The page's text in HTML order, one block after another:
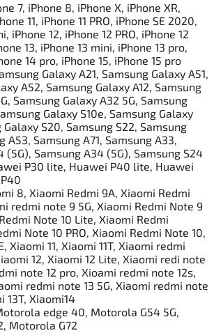
7, iPhone 8, iPhone X, iPhone XR,
11, iPhone 11 PRO, iPhone SE 2020,
iPhone 12, iPhone 12 PRO, iPhone 12
13, iPhone 13 mini, iPhone 13 pro,
14 pro, iPhone 15, iPhone 15 pro
Galaxy A21, Samsung Galaxy A51,
A52, Samsung Galaxy A12, Samsung
Samsung Galaxy A32 5G, Samsung
Galaxy S10e, Samsung Galaxy
Galaxy S20, Samsung S22, Samsung
A53, Samsung A71, Samsung A33,
(5G), Samsung A34 (5G), Samsung S24
P30 lite, Huawei P40 lite, Huawei
8, Xiaomi Redmi 9A, Xiaomi Redmi
redmi note 9 5G, Xiaomi Redmi Note 9
Note 10 Lite, Xiaomi Redmi
Note 10 PRO, Xiaomi Redmi Note 10,
Xiaomi 11, Xiaomi 11T, Xiaomi redmi
12, Xiaomi 12 Lite, Xiaomi redi note
note 12 pro, Xioami redmi note 12s,
redmi note 13 5G, Xiaomi redmi note
13T, Xiaomi14
edge 40, Motorola G54 5G,
Motorola G72